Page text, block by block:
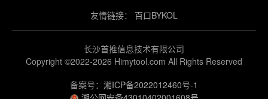
友情链接： 百口BYKOL
长沙首推信息技术有限公司
Copyright ©2022-2026 Himytool.com All Rights Reserved
备案号： 湘ICP备2022012460号-1